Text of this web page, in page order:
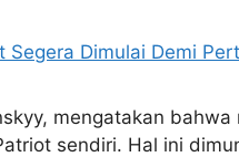
mengatakan bahwa
sendiri. Hal ini